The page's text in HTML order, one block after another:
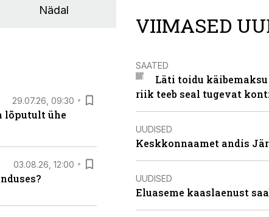
Nädal
29.07.26, 09:30
lõputult ühe
03.08.26, 12:00
VIIMASED
SAATED
Läti toidu
riik teeb seal tugevat
UUDISED
Keskkonnaamet andis
UUDISED
Eluaseme kaaslaenust